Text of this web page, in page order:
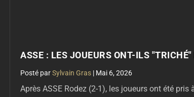
ASSE : LES JOUEURS ONT-ILS "TRICHÉ"
parSylvain Gras | Mai 6, 2026
Après ASSE Rodez (2-1), les joueurs ont été pris